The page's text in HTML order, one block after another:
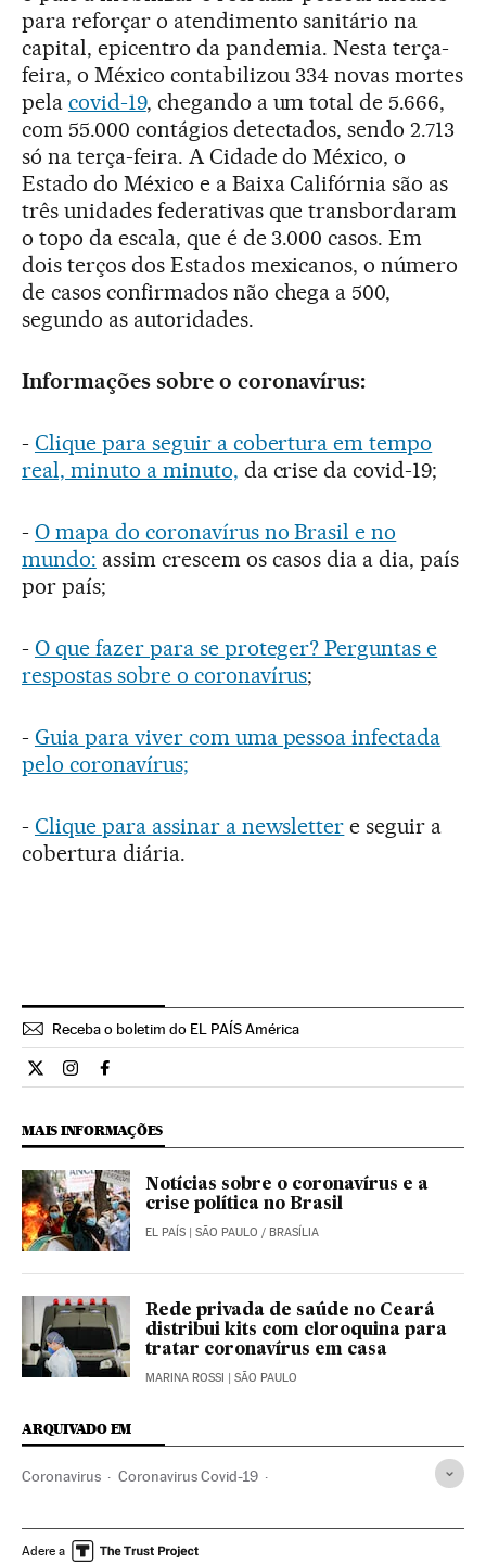
para reforçar o atendimento sanitário na
capital, epicentro da pandemia. Nesta terça-
feira, o México contabilizou 334 novas mortes
pela covid-19, chegando a um total de 5.666,
com 55.000 contágios detectados, sendo 2.713
só na terça-feira. A Cidade do México, o
Estado do México e a Baixa Califórnia são as
três unidades federativas que transbordaram
o topo da escala, que é de 3.000 casos. Em
dois terços dos Estados mexicanos, o número
de casos confirmados não chega a 500,
segundo as autoridades.
Informações sobre o coronavírus:
- Clique para seguir a cobertura em tempo
real, minuto a minuto, da crise da covid-19;
- O mapa do coronavírus no Brasil e no
mundo: assim crescem os casos dia a dia, país
por país;
- O que fazer para se proteger? Perguntas e
respostas sobre o coronavírus;
- Guia para viver com uma pessoa infectada
pelo coronavírus;
- Clique para assinar a newsletter e seguir a
cobertura diária.
Receba o boletim do EL PAÍS América
Internacional El País Brasil en Twitter
Internacional El País Brasil en Instagram
Internacional El País Brasil en Facebook
MAIS INFORMAÇÕES
Notícias sobre o coronavírus e a
crise política no Brasil
EL PAÍS | SÃO PAULO / BRASÍLIA
Rede privada de saúde no Ceará
distribui kits com cloroquina para
tratar coronavírus em casa
MARINA ROSSI | SÃO PAULO
ARQUIVADO EM
Coronavirus Coronavirus Covid-19
Doenças infecciosas Assistência sanitária
Adere a